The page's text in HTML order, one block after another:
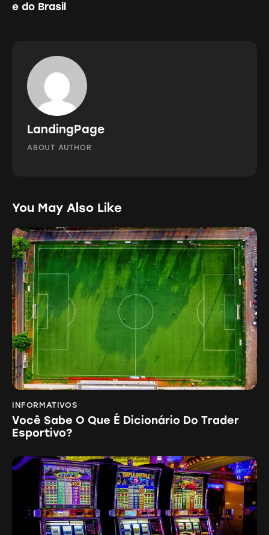
e do Brasil
LandingPage
ABOUT AUTHOR
You May Also Like
INFORMATIVOS
Você Sabe O Que É Dicionário Do Trader
Esportivo?